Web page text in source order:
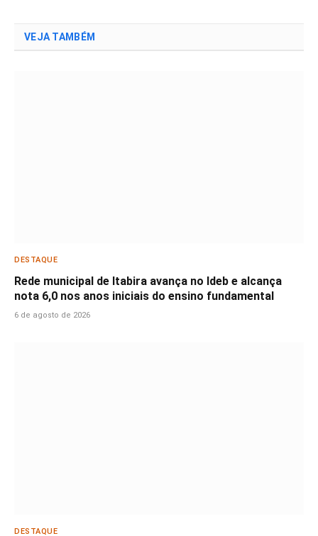
VEJA TAMBÉM
DESTAQUE
Rede municipal de Itabira avança no Ideb e alcança
nota 6,0 nos anos iniciais do ensino fundamental
6 de agosto de 2026
DESTAQUE